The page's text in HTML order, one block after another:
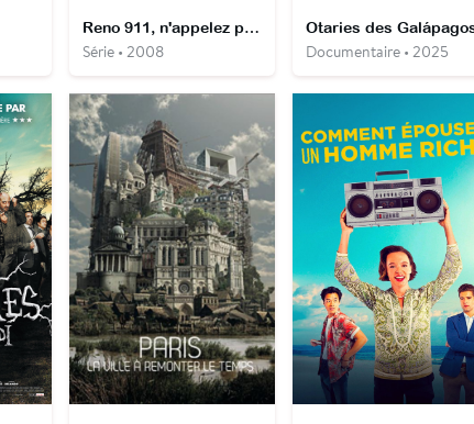
Reno 911, n'appelez pas !
Série • 2008
Otaries des
Documentaire • 2025